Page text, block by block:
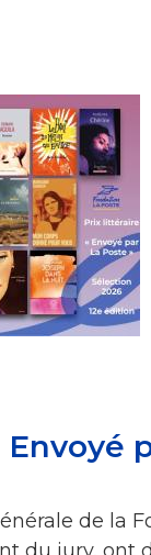
de la